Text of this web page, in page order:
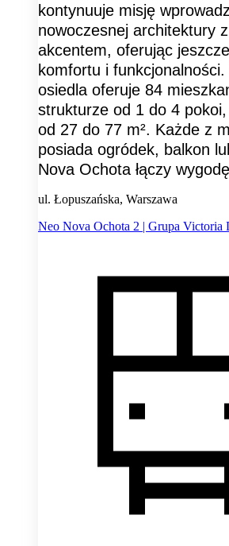
kontynuuje misję
nowoczesnej architektury
akcentem, oferując
komfortu i
osiedla oferuje 84
strukturze od 1 do 4
od 27 do 77 m². Każde z
posiada ogródek, balkon
Nova Ochota łączy
ul. Łopuszańska, Warszawa
Neo Nova Ochota 2 | Grupa Victoria